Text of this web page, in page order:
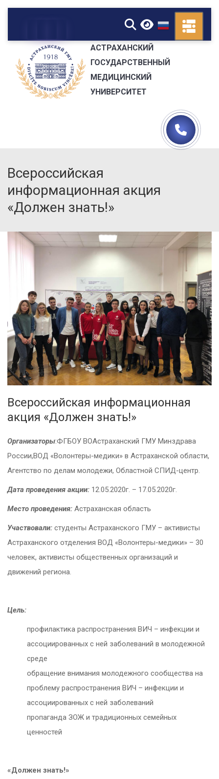
▼
АСТРАХАНСКИЙ
ГОСУДАРСТВЕННЫЙ
МЕДИЦИНСКИЙ
УНИВЕРСИТЕТ
Всероссийская
информационная акция
«Должен знать!»
Всероссийская информационная
акция «Должен знать!»
Организаторы:ФГБОУ ВОАстраханский ГМУ Минздрава
России,ВОД «Волонтеры-медики» в Астраханской области,
Агентство по делам молодежи, Областной СПИД-центр.
Дата проведения акции: 12.05.2020г. – 17.05.2020г.
Место проведения: Астраханская область
Участвовали: студенты Астраханского ГМУ – активисты
Астраханского отделения ВОД «Волонтеры-медики» – 30
человек, активисты общественных организаций и
движений региона.
Цель:
профилактика распространения ВИЧ – инфекции и
ассоциированных с ней заболеваний в молодежной
среде
обращение внимания молодежного сообщества на
проблему распространения ВИЧ – инфекции и
ассоциированных с ней заболеваний
пропаганда ЗОЖ и традиционных семейных
ценностей
«Должен знать!»